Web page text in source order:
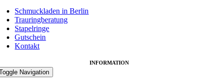
Schmuckladen in Berlin
Trauringberatung
Stapelringe
Gutschein
Kontakt
INFORMATION
Navigation